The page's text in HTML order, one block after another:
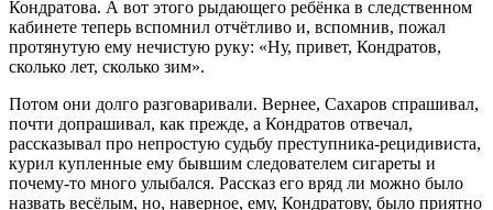
Кондратова. А вот этого рыдающего ребёнка в следственном
кабинете теперь вспомнил отчётливо и, вспомнив, пожал
протянутую ему нечистую руку: «Ну, привет, Кондратов,
сколько лет, сколько зим».
Потом они долго разговаривали. Вернее, Сахаров спрашивал,
почти допрашивал, как прежде, а Кондратов отвечал,
рассказывал про непростую судьбу преступника-рецидивиста,
курил купленные ему бывшим следователем сигареты и
почему-то много улыбался. Рассказ его вряд ли можно было
назвать весёлым, но, наверное, ему, Кондратову, было приятно